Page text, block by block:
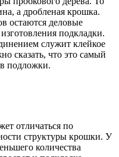
а дробленая крошка.
остаются деловые
подкладки.
служит клейкое
сказать, что это самый
подложки.
отличаться по
структуры крошки. У
количества